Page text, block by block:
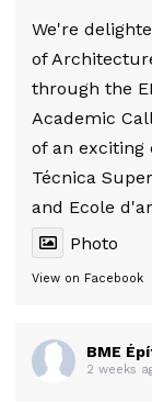
We're
of
through the
Academic
of an exciting
Técnica
and Ecole
Photo
View on Facebook
BME
2 weeks